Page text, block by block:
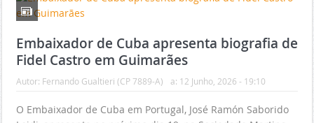
Embaixador de Cuba apresenta biografia de
Fidel Castro em Guimarães
Autor: Fernando Gualtieri (CP 7889-A) a: 12 Junho, 2026 - 19:10
O Embaixador de Cuba em Portugal, José Ramón Saborido